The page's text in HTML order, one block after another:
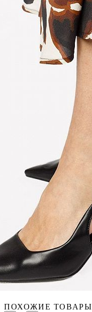
ПОХОЖИЕ ТОВАРЫ